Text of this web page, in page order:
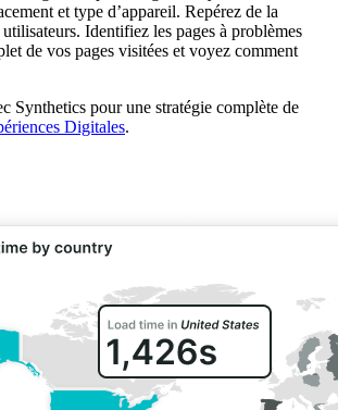
et type d’appareil. Repérez de la
Identifiez les pages à problèmes
de vos pages visitées et voyez comment
Synthetics pour une stratégie complète de
Digitales.